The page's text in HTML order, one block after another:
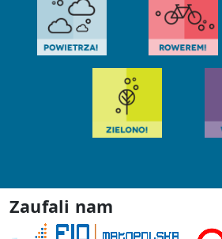
Zaufali nam